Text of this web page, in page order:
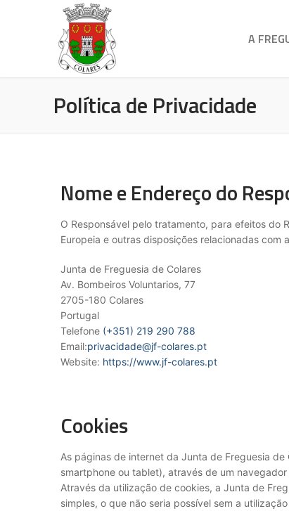
A
Política de Privacidade
Nome e Endereço do
O Responsável pelo tratamento, para efeitos do
Europeia e outras disposições relacionadas com
Junta de Freguesia de Colares
Av. Bombeiros Voluntarios, 77
2705-180 Colares
Portugal
Telefone (+351) 219 290 788
Email:privacidade@jf-colares.pt
Website: https://www.jf-colares.pt
Cookies
As páginas de internet da Junta de Freguesia
smartphone ou tablet), através de um
Através da utilização de cookies, a Junta de
simples, o que não seria possível sem a